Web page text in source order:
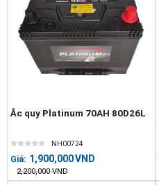
Ắc quy Platinum 70AH 80D26L
NH00724
Giá: 1,900,000VND
2,200,000 VND